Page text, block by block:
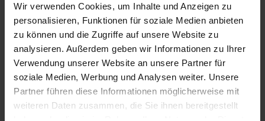
Wir verwenden Cookies, um Inhalte und Anzeigen zu
personalisieren, Funktionen für soziale Medien anbieten
zu können und die Zugriffe auf unsere Website zu
analysieren. Außerdem geben wir Informationen zu Ihrer
Verwendung unserer Website an unsere Partner für
soziale Medien, Werbung und Analysen weiter. Unsere
Partner führen diese Informationen möglicherweise mit
weiteren Daten zusammen, die Sie ihnen bereitgestellt
Vermögenskriminalität, Drogen-, Wirtschafts-,
Gewalt- und organisierte Kriminalität). Der fesselnde
Stoff wird mit Hilfe von Abbildungen und
Zusammenfassungen anschaulich aufbereitet,
während ausgesuchte Literaturhinweise und
Internet-Adressen zu weiterführenden